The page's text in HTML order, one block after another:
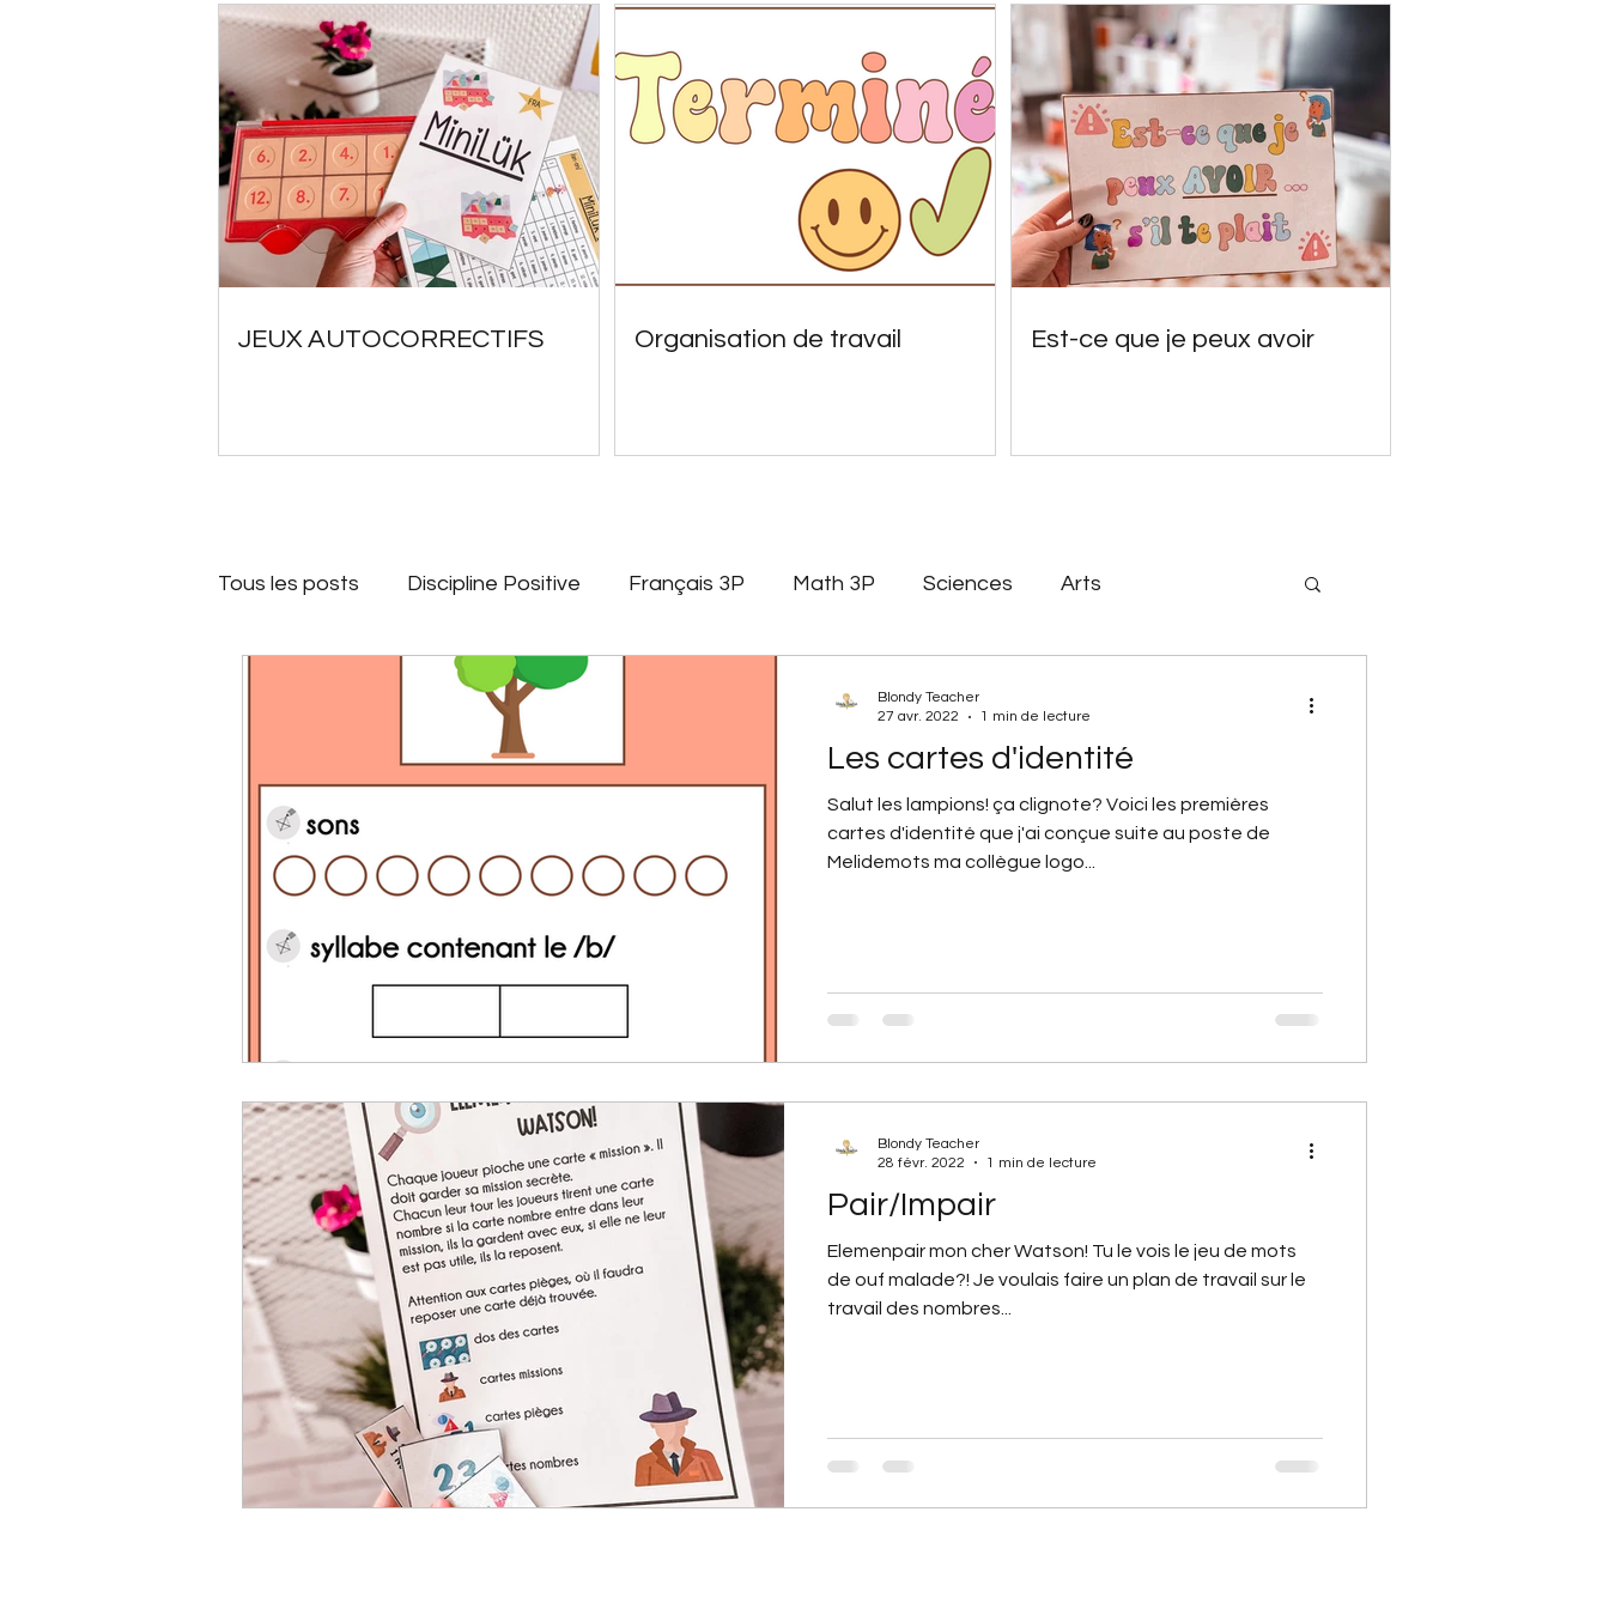
JEUX AUTOCORRECTIFS Organisation de travail Est-ce que je peux avoir
Tous les posts Discipline Positive Français 3P Math 3P Sciences Arts
Matériel de maitresse Littérature jeunesse
Formation Stagiaires
Matériel de maitresse Géométrie Phonologie Français 4P Alphabet
Automne Fond d'écran Faux devoirs
Espace à scénario Dictées Carnaval
Les cartes d'identité
Salut les lampions! ça clignote? Voici les premières
cartes d'identité que j'ai conçue suite au poste de
Melidemots ma collègue logo...
Blondy Teacher
27 avr. 2022
1 min de lecture
Pair/Impair
Elemenpair mon cher Watson! Tu le vois le jeu de mots
de ouf malade?! Je voulais faire un plan de travail sur le
travail des nombres...
Blondy Teacher
28 févr. 2022
1 min de lecture